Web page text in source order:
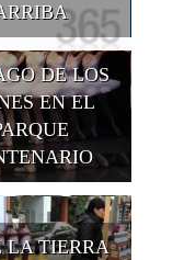
DE LOS
EN EL
LA TIERRA